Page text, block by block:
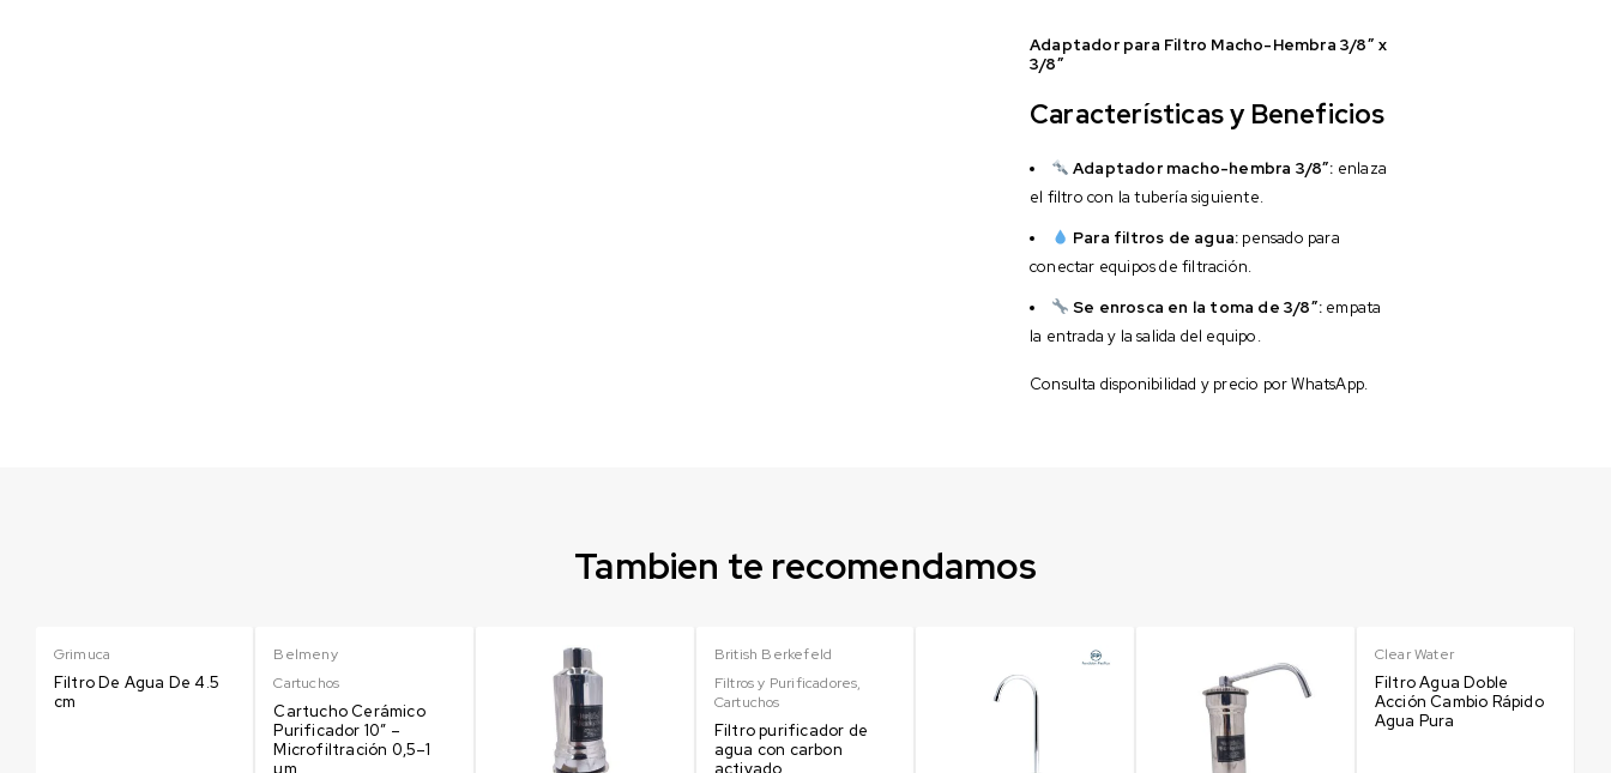
Adaptador para Filtro Macho-Hembra 3/8″ x
3/8″
Características y Beneficios
Adaptador macho-hembra 3/8″: enlaza
el filtro con la tubería siguiente.
Para filtros de agua: pensado para
conectar equipos de filtración.
Se enrosca en la toma de 3/8″: empata
la entrada y la salida del equipo.
Consulta disponibilidad y precio por WhatsApp.
Tambien te recomendamos
Grimuca
Filtro De Agua De 4.5
cm
Belmeny
Cartuchos
Cartucho Cerámico
Purificador 10″ –
Microfiltración 0,5–1
µm
British Berkefeld
Filtros y Purificadores,
Cartuchos
Filtro purificador de
agua con carbon
activado
Clear Water
Filtro Agua Doble
Acción Cambio Rápido
Agua Pura